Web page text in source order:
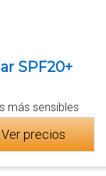
SPF20+
más sensibles
precios